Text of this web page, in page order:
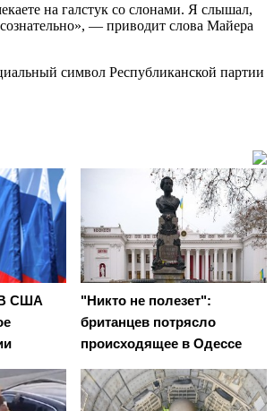
на галстук со слонами. Я слышал,
— приводит слова Майера
символ Республиканской партии
В США
"Никто не полезет":
британцев потрясло
происходящее в Одессе